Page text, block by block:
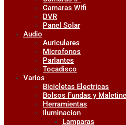
Camaras Wifi
DVR
Panel Solar
Audio
Auriculares
Microfonos
Parlantes
Tocadisco
Varios
Bicicletas Electricas
Bolsos Fundas y
Herramientas
Iluminacion
Lamparas